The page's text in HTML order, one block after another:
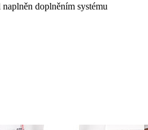
doplněním systému